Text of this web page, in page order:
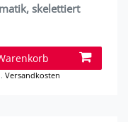
skelettiert
Versandkosten